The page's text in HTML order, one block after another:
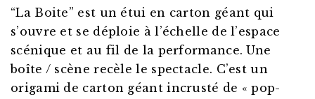
“La Boite” est un étui en carton géant qui
s’ouvre et se déploie à l’échelle de l’espace
scénique et au fil de la performance. Une
boîte / scène recèle le spectacle. C’est un
origami de carton géant incrusté de « pop-